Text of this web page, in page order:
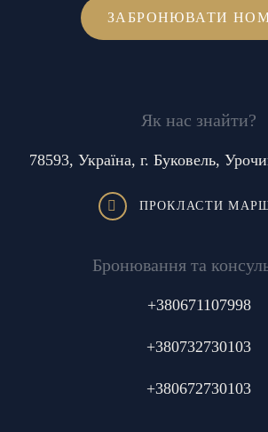
ЗАБРОНЮВАТИ
Як нас знайти?
78593, Україна, г. Буковель,
ПРОКЛАСТИ
Бронювання та
+380671107998
+380732730103
+380672730103